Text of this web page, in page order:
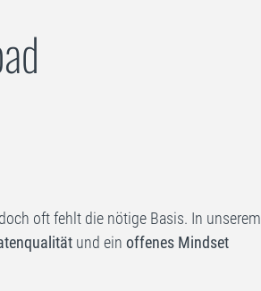
oft fehlt die nötige Basis. In unserem
und ein offenes Mindset